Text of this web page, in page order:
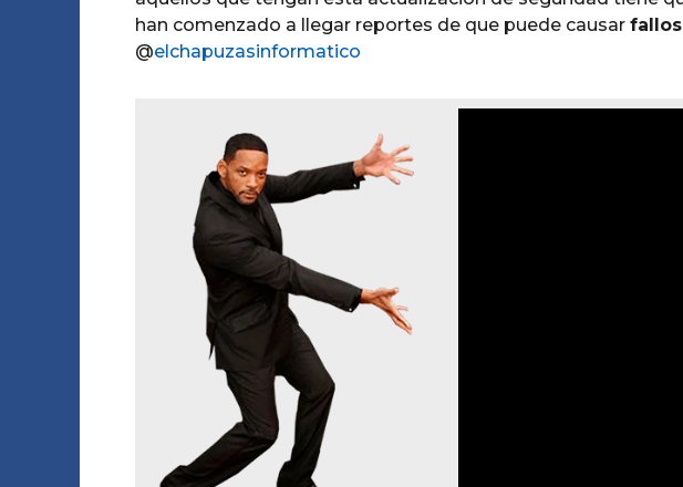
han comenzado a llegar reportes de que puede causar
@elchapuzasinformatico